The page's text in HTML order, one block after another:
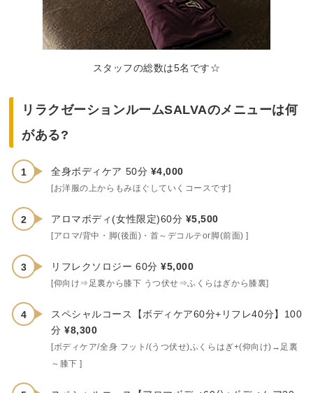
スタッフの総数は5名です☆
リラクゼーションルームSALVAのメニューは何
がある?
全身ボディケア 50分 ¥4,000
[お洋服の上からもみほぐしていくコースです]
アロマボディ(女性限定)60分 ¥5,500
[アロマ/背中・脚(後面)・首～デコルテor脚(前面) ]
リフレクソロジー 60分¥5,000
[仰向け⇒足裏から膝下 うつ伏せ⇒ふくらはぎから膝裏]
スペシャルコース【ボディケア60分+リフレ40分】100
分¥8,300
[ボディケア/全身 フット/(うつ伏せ)ふくらはぎ+(仰向け)→足裏
～膝下 ]